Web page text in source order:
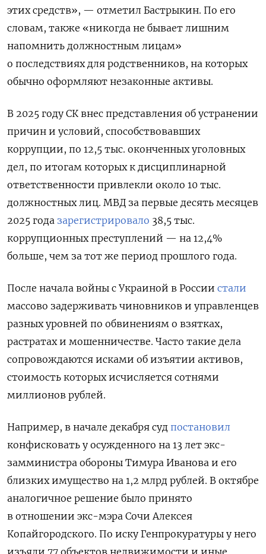
этих средств», — отметил Бастрыкин. По его
словам, также «никогда не бывает лишним
напомнить должностным лицам»
о последствиях для родственников, на которых
обычно оформляют незаконные активы.
В 2025 году СК внес представления об устранении
причин и условий, способствовавших
коррупции, по 12,5 тыс. оконченных уголовных
дел, по итогам которых к дисциплинарной
ответственности привлекли около 10 тыс.
должностных лиц. МВД за первые десять месяцев
2025 года зарегистрировало 38,5 тыс.
коррупционных преступлений — на 12,4%
больше, чем за тот же период прошлого года.
После начала войны с Украиной в России стали
массово задерживать чиновников и управленцев
разных уровней по обвинениям о взятках,
растратах и мошенничестве. Часто такие дела
сопровождаются исками об изъятии активов,
стоимость которых исчисляется сотнями
миллионов рублей.
Например, в начале декабря суд постановил
конфисковать у осужденного на 13 лет экс-
замминистра обороны Тимура Иванова и его
близких имущество на 1,2 млрд рублей. В октябре
аналогичное решение было принято
в отношении экс-мэра Сочи Алексея
Копайгородского. По иску Генпрокуратуры у него
изъяли 77 объектов недвижимости и иные